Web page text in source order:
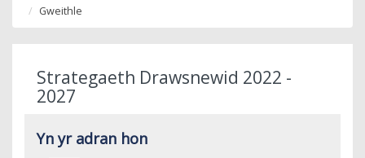
Gweithle
Strategaeth Drawsnewid 2022 -
2027
Yn yr adran hon